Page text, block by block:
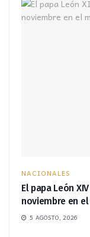
NACIONALES
El papa León
noviembre en
5 AGOSTO, 2026